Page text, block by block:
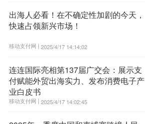
出海人必看！在不确定性加剧的今天，
快速占领新兴市场！
移动支付网 | 2025/4/17 14:14:02
连连国际亮相第137届广交会：展示支
付赋能外贸出海实力、发布消费电子产
业白皮书
移动支付网 | 2025/4/17 14:02:45